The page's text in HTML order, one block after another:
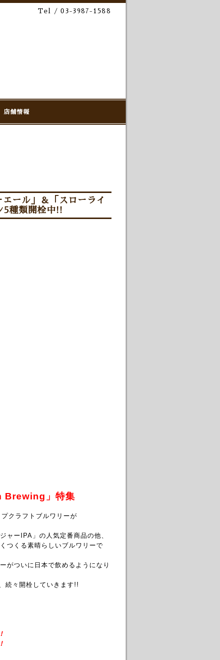
Tel / 03-3987-1588
店舗情報
ール」＆「スローライ
5種類開栓中!!
Brewing」特集
クラフトブルワリーが
ャーIPA」の人気定番商品の他、
つくる素晴らしいブルワリーで
がついに日本で飲めるようになり
続々開栓していきます!!